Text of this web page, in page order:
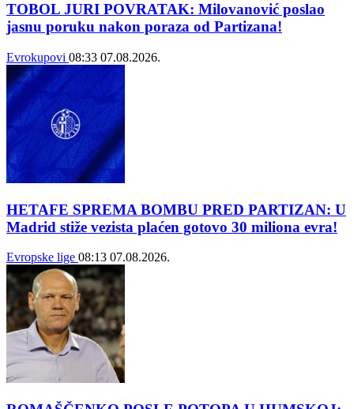
TOBOL JURI POVRATAK: Milovanović poslao
jasnu poruku nakon poraza od Partizana!
Evrokupovi 08:33 07.08.2026.
HETAFE SPREMA BOMBU PRED PARTIZAN: U
Madrid stiže vezista plaćen gotovo 30 miliona evra!
Evropske lige 08:13 07.08.2026.